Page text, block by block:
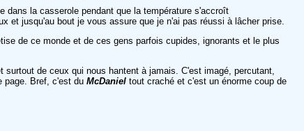
dans la casserole pendant que la température s'accroît
et jusqu'au bout je vous assure que je n'ai pas réussi à lâcher prise.
de ce monde et de ces gens parfois cupides, ignorants et le plus
surtout de ceux qui nous hantent à jamais. C'est imagé, percutant,
page. Bref, c'est du McDaniel tout craché et c'est un énorme coup de